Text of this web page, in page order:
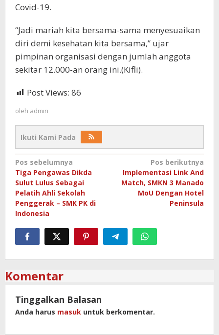
Covid-19.
“Jadi mariah kita bersama-sama menyesuaikan
diri demi kesehatan kita bersama,” ujar
pimpinan organisasi dengan jumlah anggota
sekitar 12.000-an orang ini.(Kifli).
Post Views: 86
oleh admin
Ikuti Kami Pada
Navigasi
pos
Pos sebelumnya
Tiga Pengawas Dikda
Sulut Lulus Sebagai
Pelatih Ahli Sekolah
Penggerak – SMK PK di
Indonesia
Pos berikutnya
Implementasi Link And
Match, SMKN 3 Manado
MoU Dengan Hotel
Peninsula
Komentar
Tinggalkan Balasan
Anda harus masuk untuk berkomentar.